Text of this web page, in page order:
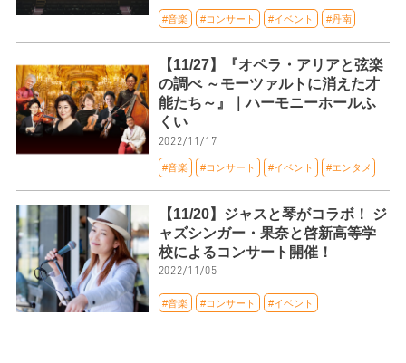
#音楽 #コンサート #イベント #丹南
【11/27】『オペラ・アリアと弦楽
の調べ ～モーツァルトに消えた才
能たち～』｜ハーモニーホールふ
くい
2022/11/17
#音楽 #コンサート #イベント #エンタメ
【11/20】ジャスと琴がコラボ！ ジ
ャズシンガー・果奈と啓新高等学
校によるコンサート開催！
2022/11/05
#音楽 #コンサート #イベント